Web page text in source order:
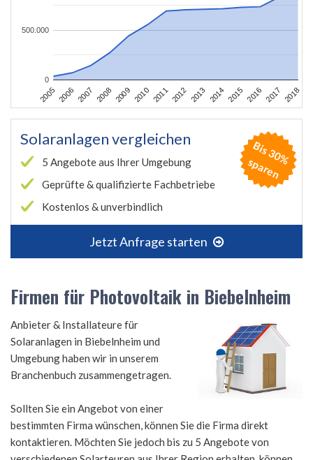
2005 2006 2007 2008 2009 2010 2011 2012 2013 2014 2015 2016 2017 2018
0
500.000
Solaranlagen vergleichen
5 Angebote aus Ihrer Umgebung
Geprüfte & qualifizierte Fachbetriebe
Kostenlos & unverbindlich
Jetzt Anfrage starten
B
is
3
0
%
s
p
a
r
e
n
Firmen für Photovoltaik in Biebelnheim
Anbieter & Installateure für
Solaranlagen in Biebelnheim und
Umgebung haben wir in unserem
Branchenbuch zusammengetragen.
Sollten Sie ein Angebot von einer
bestimmten Firma wünschen, können Sie die Firma direkt
kontaktieren. Möchten Sie jedoch bis zu 5 Angebote von